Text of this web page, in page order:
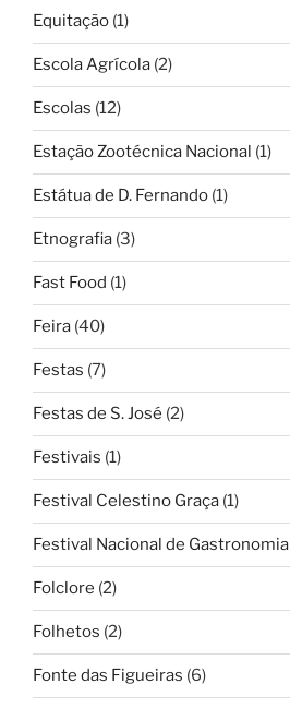
Equitação (1)
Escola Agrícola (2)
Escolas (12)
Estação Zootécnica Nacional (1)
Estátua de D. Fernando (1)
Etnografia (3)
Fast Food (1)
Feira (40)
Festas (7)
Festas de S. José (2)
Festivais (1)
Festival Celestino Graça (1)
Festival Nacional de Gastronomia
Folclore (2)
Folhetos (2)
Fonte das Figueiras (6)